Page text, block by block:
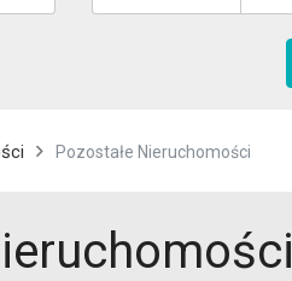
Pozostałe Nieruchomości